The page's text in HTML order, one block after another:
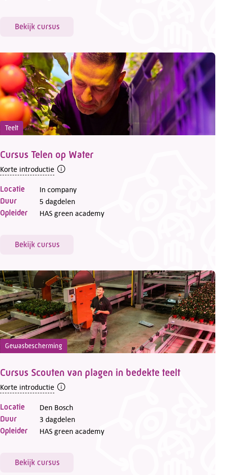
Bekijk cursus
Teelt
Cursus Telen op Water
Korte introductie
Locatie In company
Duur 5 dagdelen
Opleider HAS green academy
Bekijk cursus
Gewasbescherming
Cursus Scouten van plagen in bedekte teelt
Korte introductie
Locatie Den Bosch
Duur 3 dagdelen
Opleider HAS green academy
Bekijk cursus